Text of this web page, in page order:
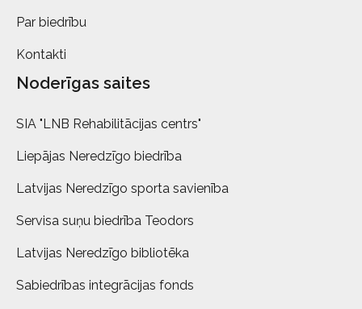
Par biedrību
Kontakti
Noderīgas saites
SIA "LNB Rehabilitācijas centrs"
Liepājas Neredzīgo biedrība
Latvijas Neredzīgo sporta savienība
Servisa suņu biedrība Teodors
Latvijas Neredzīgo bibliotēka
Sabiedrības integrācijas fonds